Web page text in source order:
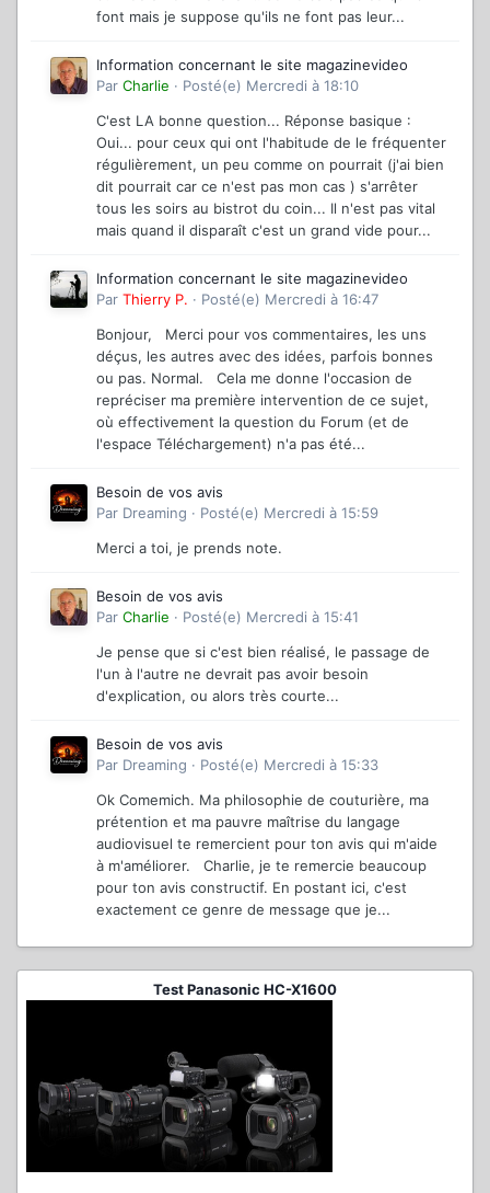
font mais je suppose qu'ils ne font pas leur...
Information concernant le site magazinevideo
Par Charlie · Posté(e) Mercredi à 18:10
C'est LA bonne question... Réponse basique :
Oui... pour ceux qui ont l'habitude de le fréquenter
régulièrement, un peu comme on pourrait (j'ai bien
dit pourrait car ce n'est pas mon cas ) s'arrêter
tous les soirs au bistrot du coin... Il n'est pas vital
mais quand il disparaît c'est un grand vide pour...
Information concernant le site magazinevideo
Par Thierry P. · Posté(e) Mercredi à 16:47
Bonjour, Merci pour vos commentaires, les uns
déçus, les autres avec des idées, parfois bonnes
ou pas. Normal. Cela me donne l'occasion de
repréciser ma première intervention de ce sujet,
où effectivement la question du Forum (et de
l'espace Téléchargement) n'a pas été...
Besoin de vos avis
Par Dreaming · Posté(e) Mercredi à 15:59
Merci a toi, je prends note.
Besoin de vos avis
Par Charlie · Posté(e) Mercredi à 15:41
Je pense que si c'est bien réalisé, le passage de
l'un à l'autre ne devrait pas avoir besoin
d'explication, ou alors très courte...
Besoin de vos avis
Par Dreaming · Posté(e) Mercredi à 15:33
Ok Comemich. Ma philosophie de couturière, ma
prétention et ma pauvre maîtrise du langage
audiovisuel te remercient pour ton avis qui m'aide
à m'améliorer. Charlie, je te remercie beaucoup
pour ton avis constructif. En postant ici, c'est
exactement ce genre de message que je...
Test Panasonic HC-X1600